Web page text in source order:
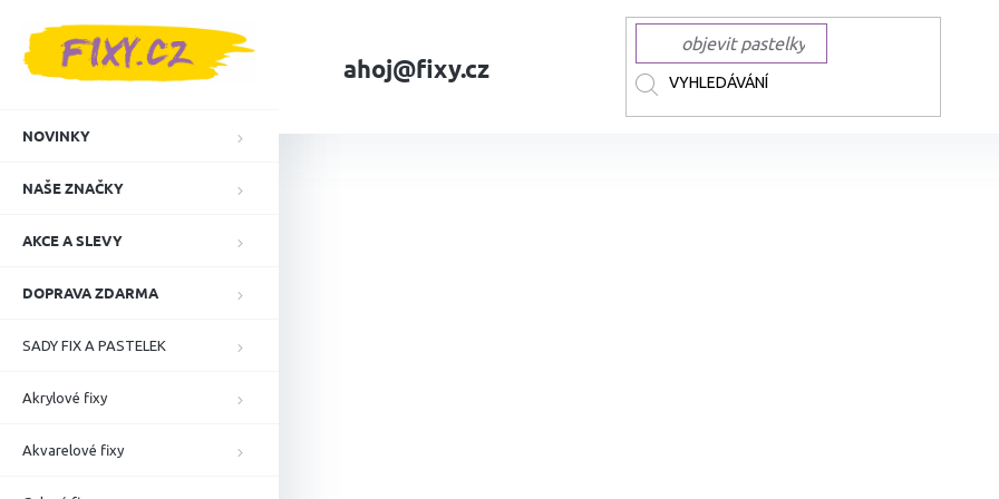
ahoj@fixy.cz
NOVINKY
NAŠE ZNAČKY
AKCE A SLEVY
DOPRAVA ZDARMA
SADY FIX A PASTELEK
Akrylové fixy
Akvarelové fixy